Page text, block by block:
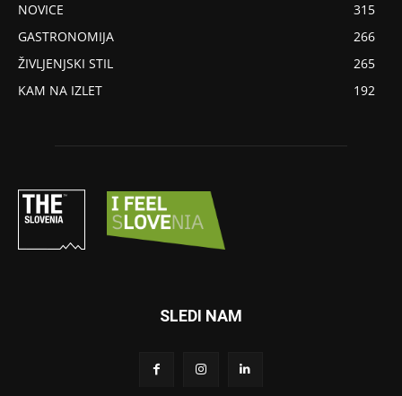
NOVICE
315
GASTRONOMIJA
266
ŽIVLJENJSKI STIL
265
KAM NA IZLET
192
SLEDI NAM